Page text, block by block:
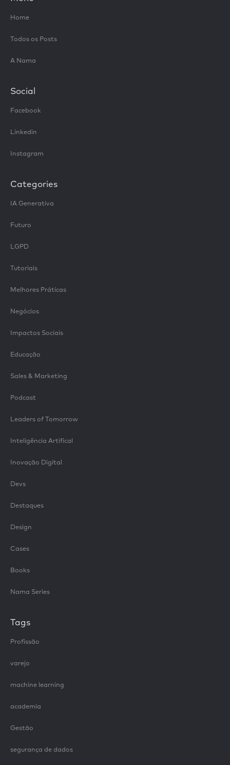
Home
Todos os Posts
A Nama
Social
Facebook
Linkedin
Instagram
Categories
IA Generativa
Futuro
LGPD
Tutoriais
Melhores Práticas
Negócios
Impactos Sociais
Educação
Sales & Marketing
Podcast
Leaders of Tomorrow
Inteligência Artifical
Inovação Digital
Devs
Destaques
Design
Cases
Books
Nama Series
Tags
Profissão
varejo
machine learning
academia
Gestão
segurança de dados